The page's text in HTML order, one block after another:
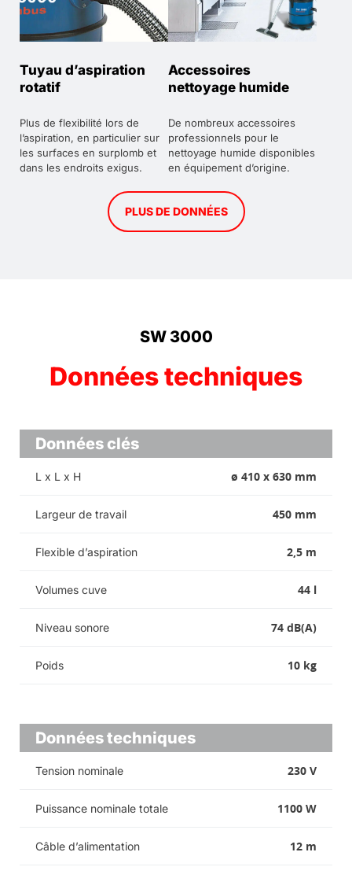
Tuyau d’aspiration
rotatif
Plus de flexibilité lors de
l’aspiration, en particulier sur
les surfaces en surplomb et
dans les endroits exigus.
Accessoires
nettoyage humide
De nombreux accessoires
professionnels pour le
nettoyage humide disponibles
en équipement d’origine.
PLUS DE DONNÉES
SW 3000
Données techniques
Données clés
L x L x H ø 410 x 630 mm
Largeur de travail 450 mm
Flexible d’aspiration 2,5 m
Volumes cuve 44 l
Niveau sonore 74 dB(A)
Poids 10 kg
Données techniques
Tension nominale 230 V
Puissance nominale totale 1100 W
Câble d’alimentation 12 m